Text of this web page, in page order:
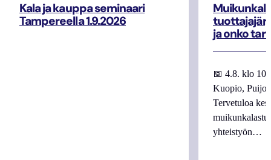
Kala ja kauppa seminaari
Tampereella 1.9.2026
ja onko
📅 4.8. klo
Kuopio,
Tervetuloa
yhteistyön…